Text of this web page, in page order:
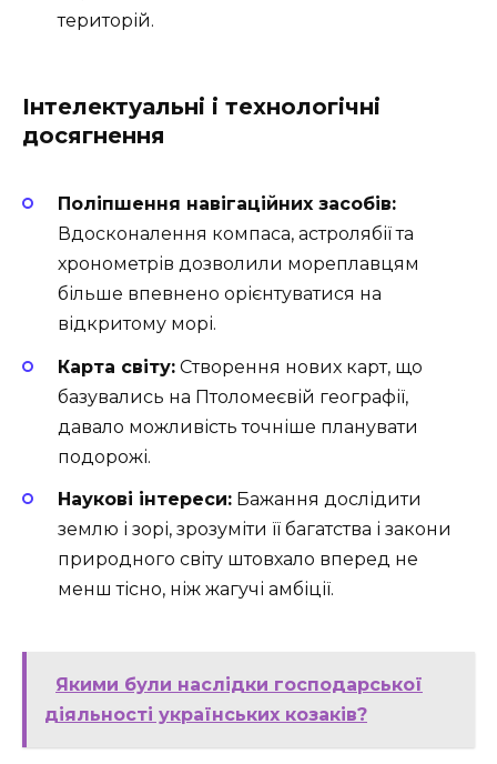
територій.
Інтелектуальні і технологічні
досягнення
Поліпшення навігаційних засобів:
Вдосконалення компаса, астролябії та
хронометрів дозволили мореплавцям
більше впевнено орієнтуватися на
відкритому морі.
Карта світу: Створення нових карт, що
базувались на Птоломеєвій географії,
давало можливість точніше планувати
подорожі.
Наукові інтереси: Бажання дослідити
землю і зорі, зрозуміти її багатства і закони
природного світу штовхало вперед не
менш тісно, ніж жагучі амбіції.
Якими були наслідки господарської
діяльності українських козаків?